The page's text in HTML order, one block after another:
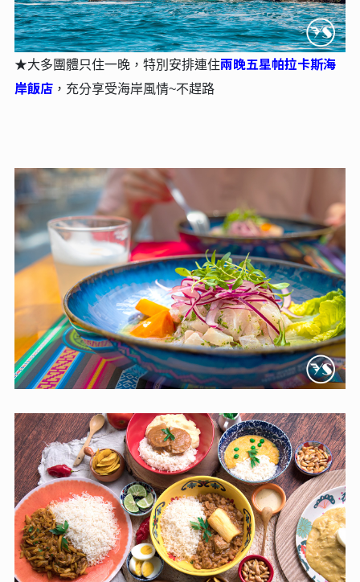
★大多團體只住一晚，特別安排連住兩晚五星帕拉卡斯海
岸飯店，充分享受海岸風情~不趕路